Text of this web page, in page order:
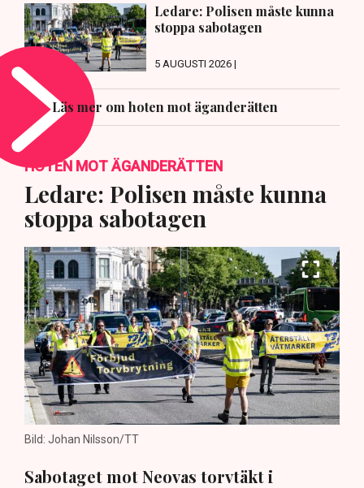
Ledare: Polisen måste kunna
stoppa sabotagen
5 AUGUSTI 2026 |
Läs mer om hoten mot äganderätten
HOTEN MOT ÄGANDERÄTTEN
Ledare: Polisen måste kunna
stoppa sabotagen
Bild: Johan Nilsson/TT
Sabotaget mot Neovas torvtäkt i